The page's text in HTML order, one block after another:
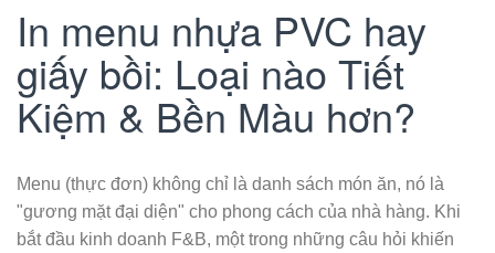
In menu nhựa PVC hay
giấy bồi: Loại nào Tiết
Kiệm & Bền Màu hơn?
Menu (thực đơn) không chỉ là danh sách món ăn, nó là
"gương mặt đại diện" cho phong cách của nhà hàng. Khi
bắt đầu kinh doanh F&B, một trong những câu hỏi khiến